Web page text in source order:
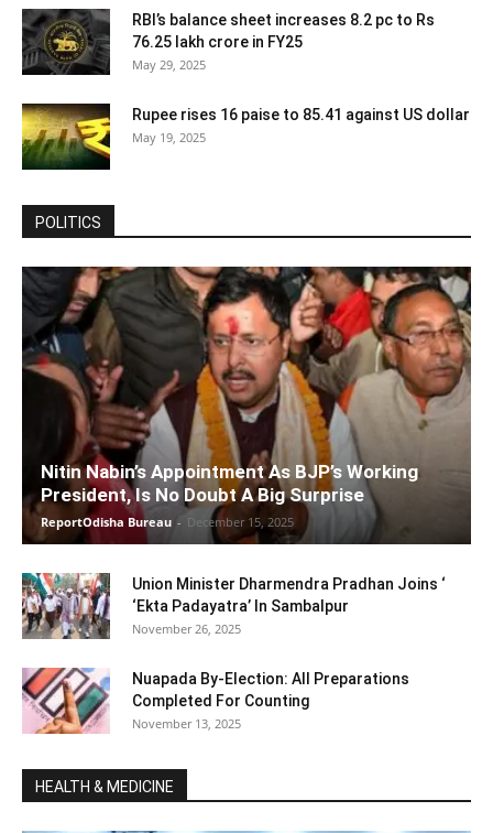
RBI’s balance sheet increases 8.2 pc to Rs
76.25 lakh crore in FY25
May 29, 2025
Rupee rises 16 paise to 85.41 against US dollar
May 19, 2025
POLITICS
Nitin Nabin’s Appointment As BJP’s Working
President, Is No Doubt A Big Surprise
ReportOdisha Bureau - December 15, 2025
Union Minister Dharmendra Pradhan Joins ‘
‘Ekta Padayatra’ In Sambalpur
November 26, 2025
Nuapada By-Election: All Preparations
Completed For Counting
November 13, 2025
HEALTH & MEDICINE